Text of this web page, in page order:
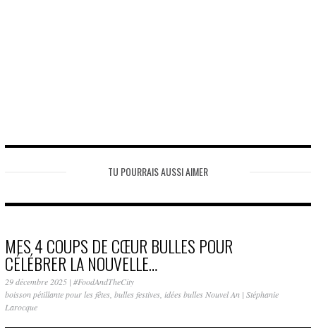
TU POURRAIS AUSSI AIMER
MES 4 COUPS DE CŒUR BULLES POUR
CÉLÉBRER LA NOUVELLE…
29 décembre 2025 | #FoodAndTheCity
boisson pétillante pour les fêtes, bulles festives, idées bulles Nouvel An | Stéphanie
Larocque